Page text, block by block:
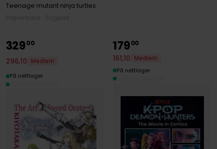
Teenage mutant ninja turtles
32900
296,10
Medlem
På nettlager
17900
161,10
Medlem
På nettlager